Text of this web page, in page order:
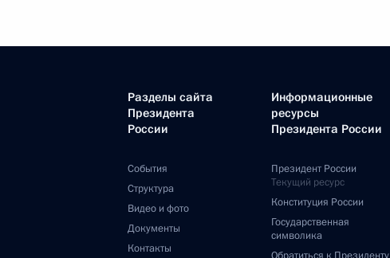
Разделы сайта
Президента
России
События
Структура
Видео и фото
Документы
Контакты
Информационные
ресурсы
Президента России
Президент России
Текущий ресурс
Конституция России
Государственная
символика